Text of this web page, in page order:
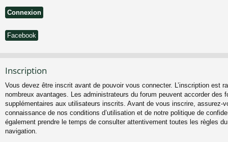
Facebook
Inscription
Vous devez être inscrit avant de pouvoir vous connecter. L’inscription est
nombreux avantages. Les administrateurs du forum peuvent accorder des
supplémentaires aux utilisateurs inscrits. Avant de vous inscrire, assurez-
connaissance de nos conditions d’utilisation et de notre politique de
également prendre le temps de consulter attentivement toutes les règles
navigation.